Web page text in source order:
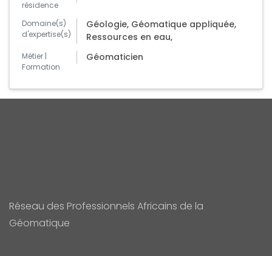
résidence
Domaine(s)
d'expertise(s)
Géologie, Géomatique appliquée,
Ressources en eau,
Métier |
Formation
Géomaticien
Réseau des Professionnels Africains de la
Géomatique